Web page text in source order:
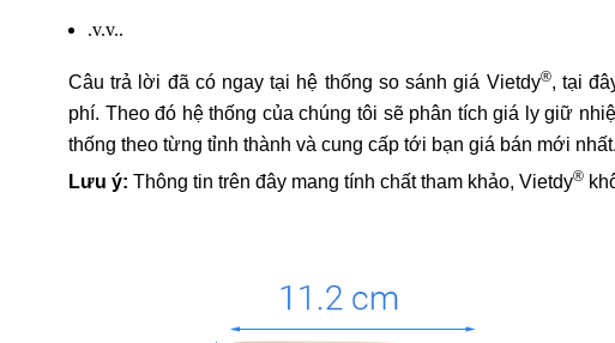
.v.v..
Câu trả lời đã có ngay tại hệ thống so sánh giá Vietdy®, tại
phí. Theo đó hệ thống của chúng tôi sẽ phân tích giá ly giữ
thống theo từng tỉnh thành và cung cấp tới bạn giá bán mới nhất.
Lưu ý: Thông tin trên đây mang tính chất tham khảo, Vietdy®